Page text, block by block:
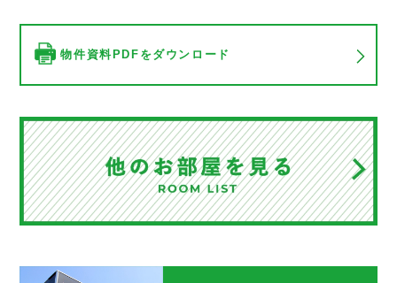
物件資料PDFをダウンロード